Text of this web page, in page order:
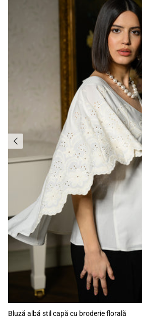
Bluză albă stil capă cu broderie florală